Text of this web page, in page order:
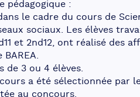
pédagogique :
le cadre du cours de
sociaux. Les élèves
et 2nd12, ont réalisé des
de 3 ou 4 élèves.
a été sélectionnée par
au concours.